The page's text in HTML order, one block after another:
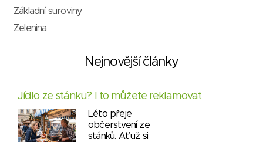
Základní suroviny
Zelenina
Nejnovější články
Jídlo ze stánku? I to můžete reklamovat
Léto přeje
občerstvení ze
stánků. Ať už si